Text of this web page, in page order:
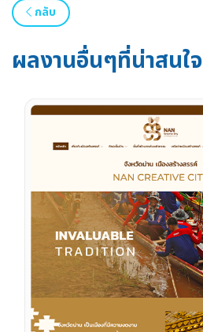
กลับ
ผลงานอื่นๆที่น่าสนใจ